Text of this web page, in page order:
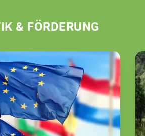
& FÖRDERUNG